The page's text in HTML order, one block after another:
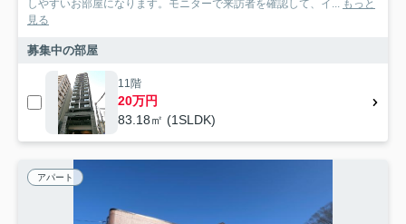
しやすいお部屋になります。モニターで来訪者を確認して、イ... もっと
見る
募集中の部屋
11階
20万円
83.18㎡ (1SLDK)
アパート